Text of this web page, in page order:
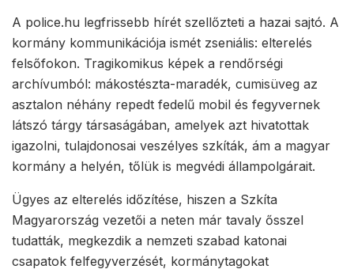
A police.hu legfrissebb hírét szellőzteti a hazai sajtó. A
kormány kommunikációja ismét zseniális: elterelés
felsőfokon. Tragikomikus képek a rendőrségi
archívumból: mákostészta-maradék, cumisüveg az
asztalon néhány repedt fedelű mobil és fegyvernek
látszó tárgy társaságában, amelyek azt hivatottak
igazolni, tulajdonosai veszélyes szkíták, ám a magyar
kormány a helyén, tőlük is megvédi állampolgárait.
Ügyes az elterelés időzítése, hiszen a Szkíta
Magyarország vezetői a neten már tavaly ősszel
tudatták, megkezdik a nemzeti szabad katonai
csapatok felfegyverzését, kormánytagokat